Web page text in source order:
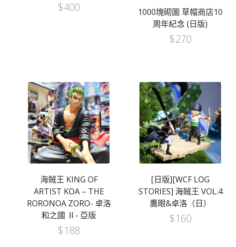
$400
1000塊砌圖 草帽商店10
周年紀念 (日版)
$270
海賊王 KING OF
ARTIST KOA – THE
RORONOA ZORO- 卓洛
和之國 Ⅱ- 亞版
$188
[日版][WCF LOG
STORIES] 海賊王 VOL.4
鷹眼&卓洛（日）
$160